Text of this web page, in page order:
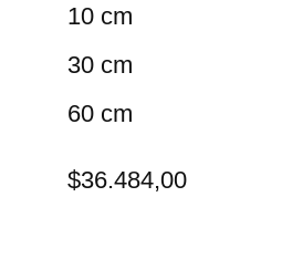
10 cm
30 cm
60 cm
$36.484,00